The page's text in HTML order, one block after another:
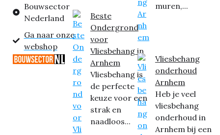
Bouwsector
Nederland
Ga naar onze
webshop
Beste
Ondergrond
voor
Vliesbehang in
Arnhem
Vliesbehang is
de perfecte
keuze voor een
strak en
naadloos...
muren,...
Vliesbehang
onderhoud
Arnhem
Heb je veel
vliesbehang
onderhoud in
Arnhem bij een